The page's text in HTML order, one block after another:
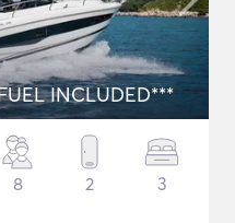
INCLUDED***
8 2 3